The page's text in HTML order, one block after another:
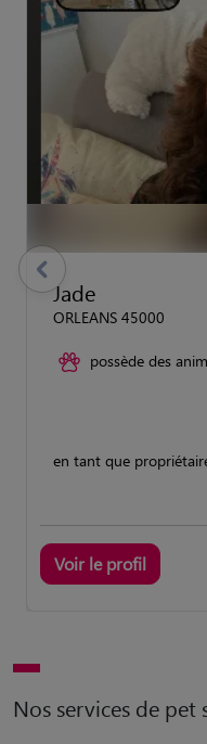
Jade
ORLEANS 45000
possède des
en tant que
Voir le profil
previous
Nos services de pet